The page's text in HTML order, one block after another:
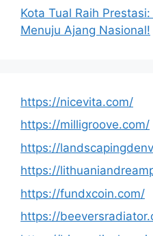
Kota Tual Raih
Menuju Ajang Nasional!
https://nicevita.com/
https://milligroove.com/
https://
https://
https://fundxcoin.com/
https://